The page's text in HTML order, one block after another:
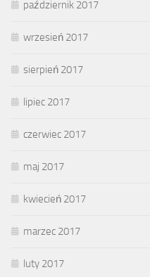
październik 2017
wrzesień 2017
sierpień 2017
lipiec 2017
czerwiec 2017
maj 2017
kwiecień 2017
marzec 2017
luty 2017